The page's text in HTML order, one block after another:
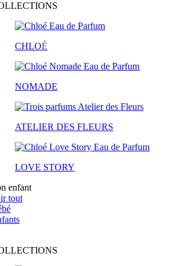
CHLOÉ
NOMADE
ATELIER DES FLEURS
LOVE STORY
enfant
tout